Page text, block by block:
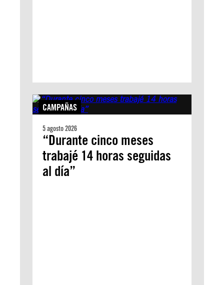
CAMPAÑAS
5 agosto 2026
“Durante cinco meses
trabajé 14 horas seguidas
al día”